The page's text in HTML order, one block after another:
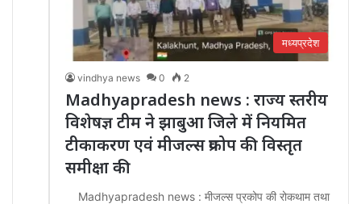
मध्यप्रदेश
vindhya news 0 2
Madhyapradesh news : राज्य स्तरीय
विशेषज्ञ टीम ने झाबुआ जिले में नियमित
टीकाकरण एवं मीजल्स प्रकोप की विस्तृत
समीक्षा की
Madhyapradesh news : मीजल्स प्रकोप की रोकथाम तथा